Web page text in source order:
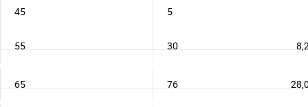
45 5
55 30
65 76